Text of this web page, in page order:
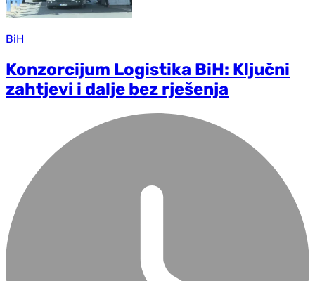
BiH
Konzorcijum Logistika BiH: Ključni
zahtjevi i dalje bez rješenja